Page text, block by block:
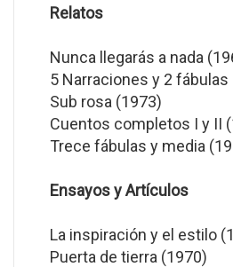
Relatos
Nunca llegarás a nada
5 Narraciones y 2 fábulas
Sub rosa (1973)
Cuentos completos I y II
Trece fábulas y media
Ensayos y Artículos
La inspiración y el estilo
Puerta de tierra (1970)